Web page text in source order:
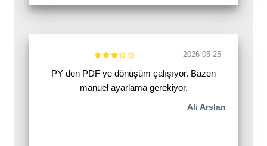
2026-05-25
PY den PDF ye dönüşüm çalışıyor. Bazen
manuel ayarlama gerekiyor.
Ali Arslan